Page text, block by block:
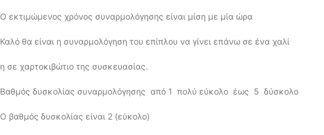
Ο εκτιμώμενος χρόνος συναρμολόγησης είναι μίση με μία ώρα
Καλό θα είναι η συναρμολόγηση του επίπλου να γίνει επάνω σε ένα χαλί
η σε χαρτοκιβώτιο της συσκευασίας.
Βαθμός δυσκολίας συναρμολόγησης από 1 πολύ εύκολο έως 5 δύσκολο
Ο βαθμός δυσκολίας είναι 2 (εύκολο)